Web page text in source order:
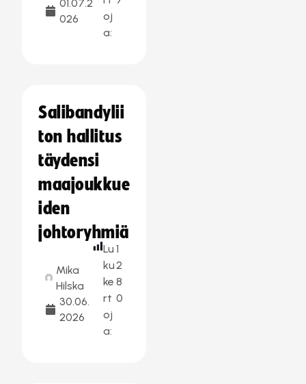
01.07.2
026
oj
a:
Salibandylii
ton hallitus
täydensi
maajoukkue
iden
johtoryhmiä
Mika
Hilska
30.06.
2026
Lu
ku
ke
rt
oj
a:
1
2
8
0